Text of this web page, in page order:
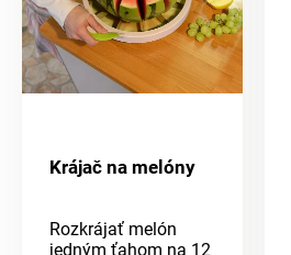
Krájač na melóny
Rozkrájať melón
jedným ťahom na 12